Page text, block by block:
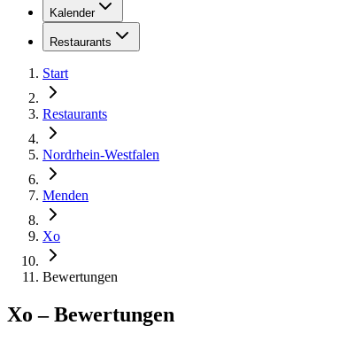
Kalender
Restaurants
Start
Restaurants
Nordrhein-Westfalen
Menden
Xo
Bewertungen
Xo – Bewertungen